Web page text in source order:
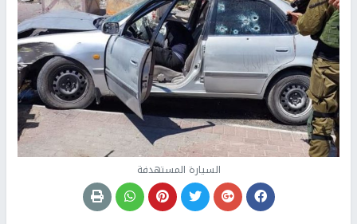
السيارة المستهدفة